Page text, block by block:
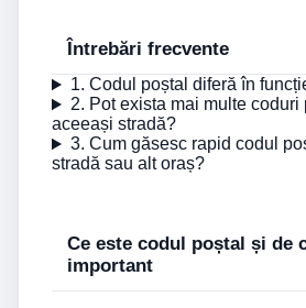
Întrebări frecvente
1. Codul poștal diferă în
2. Pot exista mai multe coduri
aceeași stradă?
3. Cum găsesc rapid codul
stradă sau alt oraș?
Ce este codul poștal și de
important